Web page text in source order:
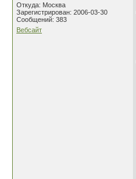
Откуда: Москва
Зарегистрирован: 2006-03-30
Сообщений: 383
Вебсайт